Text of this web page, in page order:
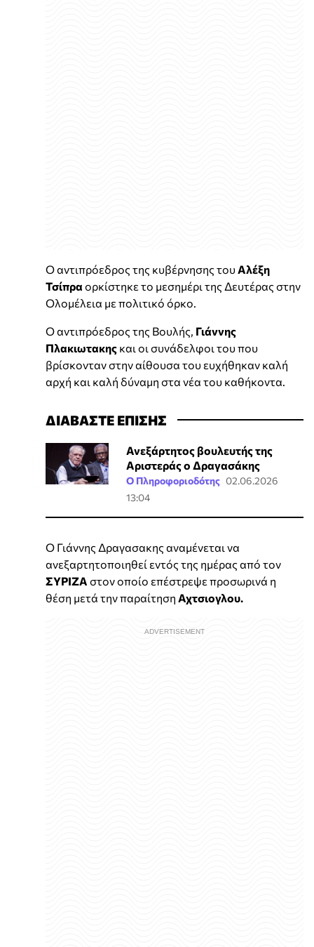
Ο αντιπρόεδρος της κυβέρνησης του Αλέξη
Τσίπρα ορκίστηκε το μεσημέρι της Δευτέρας στην
Ολομέλεια με πολιτικό όρκο.
Ο αντιπρόεδρος της Βουλής, Γιάννης
Πλακιωτακης και οι συνάδελφοι του που
βρίσκονταν στην αίθουσα του ευχήθηκαν καλή
αρχή και καλή δύναμη στα νέα του καθήκοντα.
ΔΙΑΒΑΣΤΕ ΕΠΙΣΗΣ
Ανεξάρτητος βουλευτής της
Αριστεράς ο Δραγασάκης
Ο Πληροφοριοδότης 02.06.2026
13:04
Ο Γιάννης Δραγασακης αναμένεται να
ανεξαρτητοποιηθεί εντός της ημέρας από τον
ΣΥΡΙΖΑ στον οποίο επέστρεψε προσωρινά η
θέση μετά την παραίτηση Αχτσιογλου.